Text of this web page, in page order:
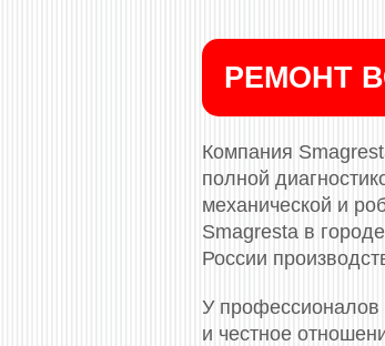
РЕМОНТ
Компания
полной
механической и
Smagresta в
России
У профессионалов
и честное